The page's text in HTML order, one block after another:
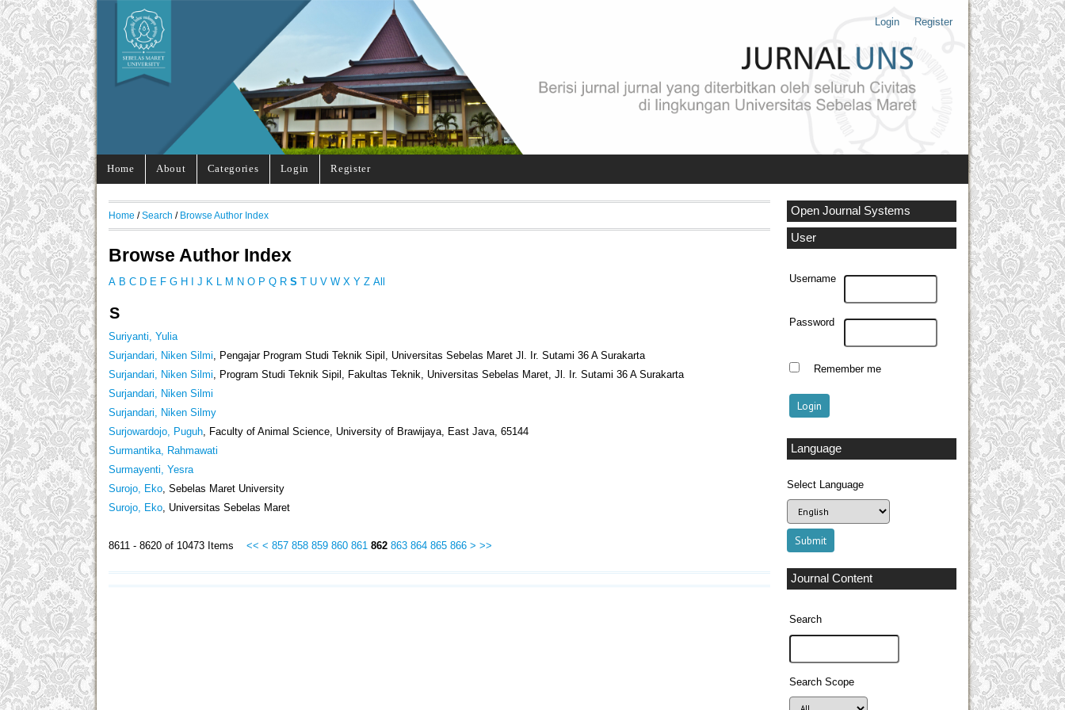
Login Register
Home About Categories Login Register
Open Journal Systems
User
Username
Password
Remember me
Language
Select Language
Journal Content
Search
Search Scope
Home / Search / Browse Author Index
Browse Author Index
A B C D E F G H I J K L M N O P Q R S T U V W X Y Z All
S
Suriyanti, Yulia
Surjandari, Niken Silmi, Pengajar Program Studi Teknik Sipil, Universitas Sebelas Maret Jl. Ir. Sutami 36 A Surakarta
Surjandari, Niken Silmi, Program Studi Teknik Sipil, Fakultas Teknik, Universitas Sebelas Maret, Jl. Ir. Sutami 36 A Surakarta
Surjandari, Niken Silmi
Surjandari, Niken Silmy
Surjowardojo, Puguh, Faculty of Animal Science, University of Brawijaya, East Java, 65144
Surmantika, Rahmawati
Surmayenti, Yesra
Surojo, Eko, Sebelas Maret University
Surojo, Eko, Universitas Sebelas Maret
8611 - 8620 of 10473 Items << < 857 858 859 860 861 862 863 864 865 866 > >>